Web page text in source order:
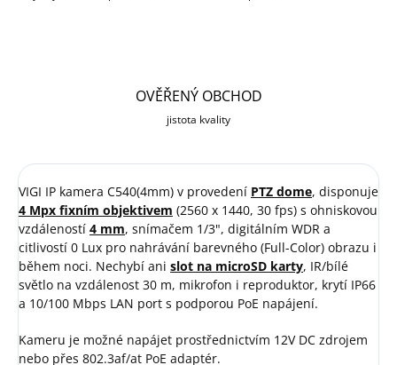
OVĚŘENÝ OBCHOD
jistota kvality
VIGI IP kamera C540(4mm) v provedení PTZ dome, disponuje
4 Mpx fixním objektivem (2560 x 1440, 30 fps) s ohniskovou
vzdáleností 4 mm, snímačem 1/3", digitálním WDR a
citlivostí 0 Lux pro nahrávání barevného (Full-Color) obrazu i
během noci. Nechybí ani slot na microSD karty, IR/bílé
světlo na vzdálenost 30 m, mikrofon i reproduktor, krytí IP66
a 10/100 Mbps LAN port s podporou PoE napájení.
Kameru je možné napájet prostřednictvím 12V DC zdrojem
nebo přes 802.3af/at PoE adaptér.